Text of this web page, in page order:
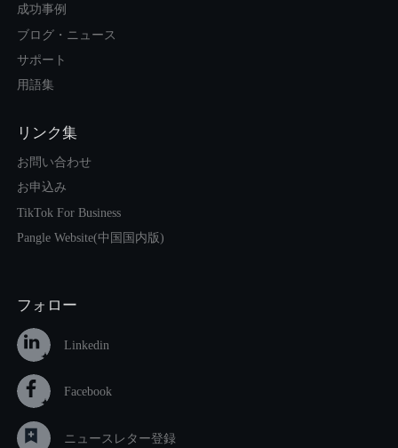
成功事例
ブログ・ニュース
サポート
用語集
リンク集
お問い合わせ
お申込み
TikTok For Business
Pangle Website(中国国内版)
フォロー
Linkedin
Facebook
ニュースレター登録